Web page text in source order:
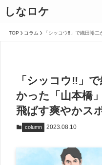
しなロケ
TOP コラム 「シッコウ‼️」で織田裕
「シッコウ‼️」
かった「山本橋
飛ばす爽やかス
column 2023.08.10